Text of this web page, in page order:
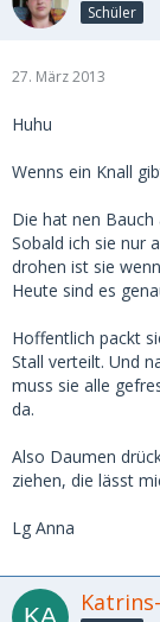
Schüler
27. März 2013
Huhu
Wenns ein Knall
Die hat nen
Sobald ich sie nur
drohen ist sie
Heute sind es
Hoffentlich packt
Stall verteilt. Und
muss sie alle
da.
Also Daumen
ziehen, die lässt
Lg Anna